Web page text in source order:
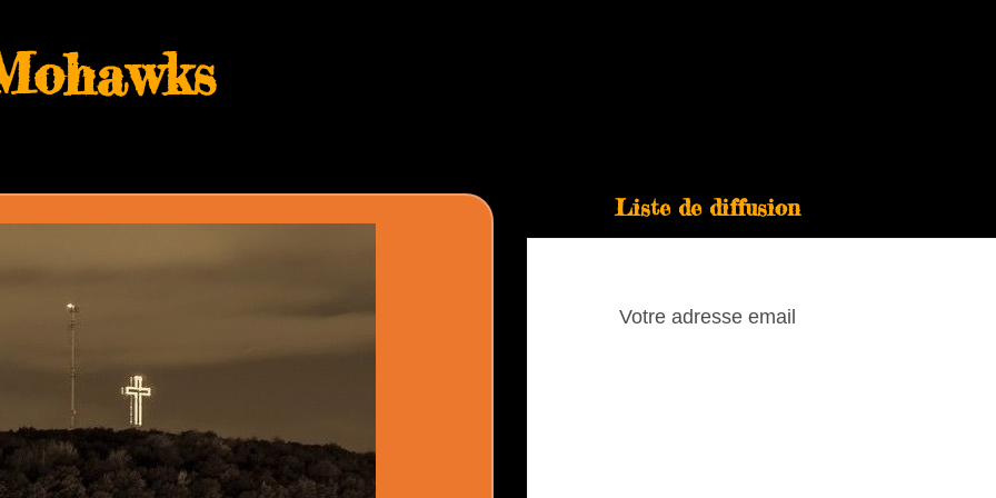
Liste de diffusion
Pour vous abonner à notre blogue, laissez